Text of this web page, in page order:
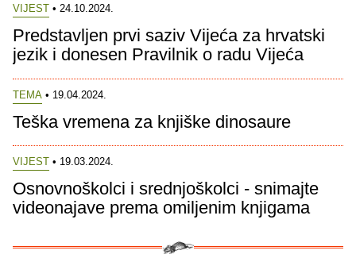
VIJEST • 24.10.2024.
Predstavljen prvi saziv Vijeća za hrvatski
jezik i donesen Pravilnik o radu Vijeća
TEMA • 19.04.2024.
Teška vremena za knjiške dinosaure
VIJEST • 19.03.2024.
Osnovnoškolci i srednjoškolci - snimajte
videonajave prema omiljenim knjigama